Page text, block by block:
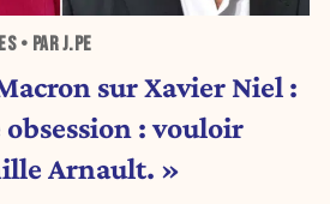
• PAR J.PE
sur Xavier Niel :
obsession : vouloir
Arnault. »